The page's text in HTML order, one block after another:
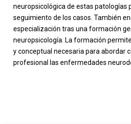
neuropsicológica de estas patologías
seguimiento de los casos. También
especialización tras una formación
neuropsicología. La formación
y conceptual necesaria para abordar
profesional las enfermedades